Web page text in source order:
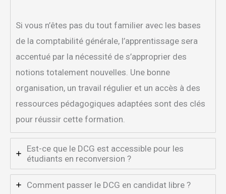
Si vous n’êtes pas du tout familier avec les bases
de la comptabilité générale, l’apprentissage sera
accentué par la nécessité de s’approprier des
notions totalement nouvelles. Une bonne
organisation, un travail régulier et un accès à des
ressources pédagogiques adaptées sont des clés
pour réussir cette formation.
Est-ce que le DCG est accessible pour les
étudiants en reconversion ?
Comment passer le DCG en candidat libre ?